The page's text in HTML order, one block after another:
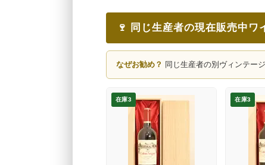
🍷 同じ生産者の現在販売中ワ
なぜお勧め？ 同じ生産者の別ヴィンテー
在庫3 在庫3